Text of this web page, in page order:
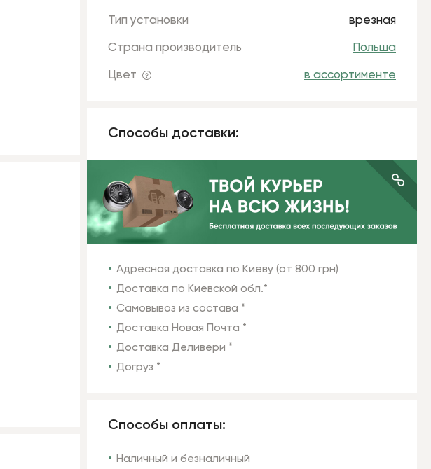
Тип установки врезная
Страна производитель Польша
Цвет в ассортименте
Способы доставки:
Адресная доставка по Киеву (от 800 грн)
Доставка по Киевской обл.*
Самовывоз из состава *
Доставка Новая Почта *
Доставка Деливери *
Догруз *
Способы оплаты:
Наличный и безналичный